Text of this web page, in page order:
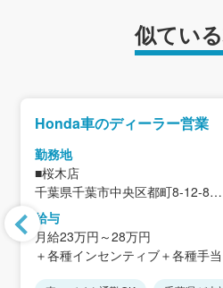
似てい
Honda車のディーラー営業
勤務地
■桜木店
千葉県千葉市中央区都町8-12-8
＜アクセス＞
・千葉都市モノレール「桜木駅」
・貝塚ICから車で約3分
給与
月給23万円～28万円
＋各種インセンティブ＋各種手